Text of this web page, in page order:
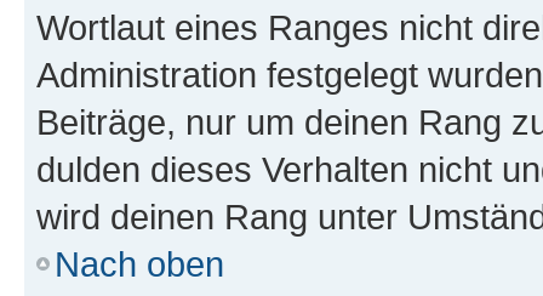
Wortlaut eines Ranges nicht
Administration festgelegt
Beiträge, nur um deinen Rang
dulden dieses Verhalten nicht
wird deinen Rang unter
Nach oben